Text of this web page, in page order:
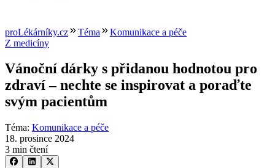
proLékárníky.cz Téma
Komunikace a péče
Z medicíny
Vánoční dárky s přidanou hodnotou pro
zdraví –⁠ nechte se inspirovat a poraďte
svým pacientům
Téma: Komunikace a péče
18. prosince 2024
3 min čtení